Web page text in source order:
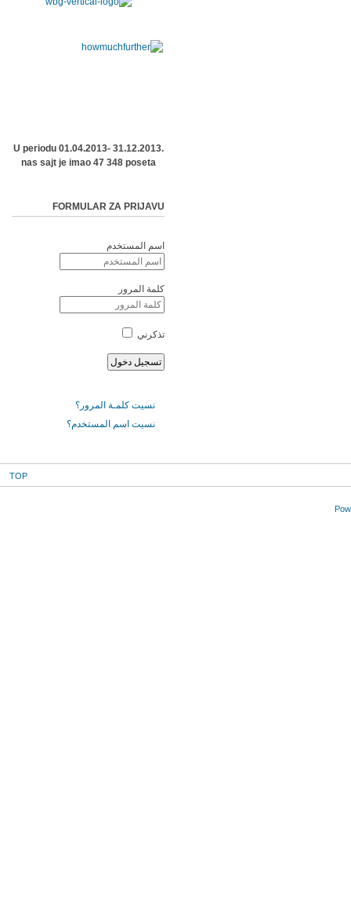
U periodu 01.04.2013- 31.12.2013.
nas sajt je imao 47 348 poseta
FORMULAR ZA PRIJAVU
اسم المستخدم
كلمة المرور
تذكرني
نسيت كلمـة المرور؟
نسيت اسم المستخدم؟
TOP